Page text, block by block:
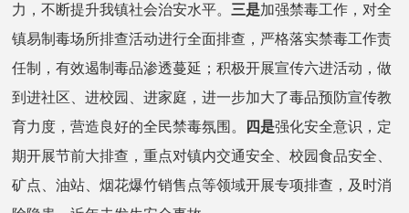
力，不断提升我镇社会治安水平。 三是加强禁毒工作，对全
镇易制毒场所排查活动进行全面排查，严格落实禁毒工作责
任制，有效遏制毒品渗透蔓延；积极开展宣传六进活动，做
到进社区、进校园、进家庭，进一步加大了毒品预防宣传教
育力度，营造良好的全民禁毒氛围。
四是强化安全意识，定
期开展节前大排查，重点对镇内交通安全、校园食品安全、
矿点、油站、烟花爆竹销售点等领域开展专项排查，及时消